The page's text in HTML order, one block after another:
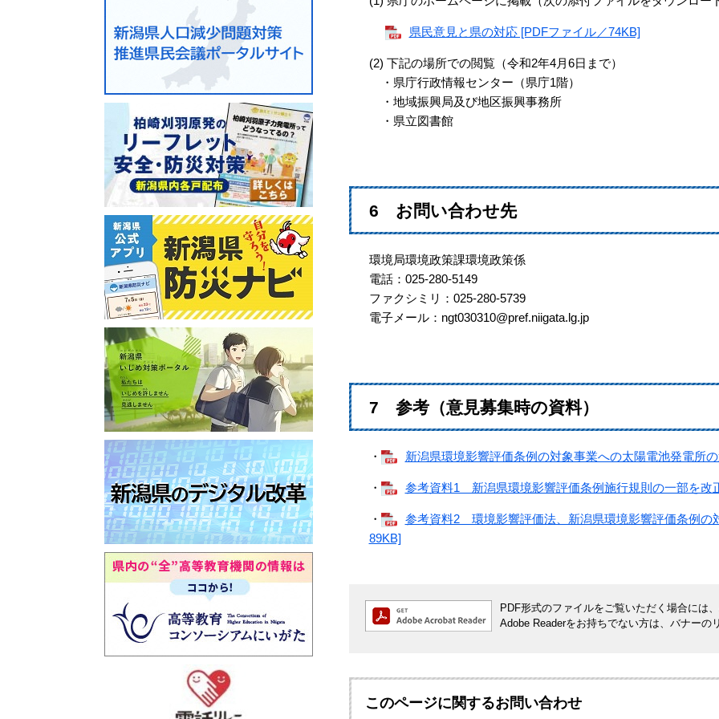
県民意見と県の対応 [PDFファイル／74KB]
(2) 下記の場所での閲覧（令和2年4月6日まで）
・県庁行政情報センター（県庁1階）
・地域振興局及び地区振興事務所
・県立図書館
6 お問い合わせ先
環境局環境政策課環境政策係
電話：025-280-5149
ファクシミリ：025-280-5739
電子メール：ngt030310@pref.niigata.lg.jp
7 参考（意見募集時の資料）
・ 新潟県環境影響評価条例の対象事業への太陽電池発電所
・ 参考資料1 新潟県環境影響評価条例施行規則の一部を改
・
参考資料2 環境影響評価法、新潟県環境影響評価条例の
89KB]
PDF形式のファイルをご覧いただく場合には
Adobe Readerをお持ちでない方は、バナーの
このページに関するお問い合わせ